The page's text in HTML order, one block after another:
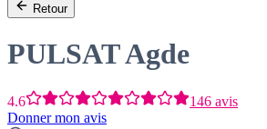
Retour
PULSAT Agde
4.6
146 avis
Donner mon avis